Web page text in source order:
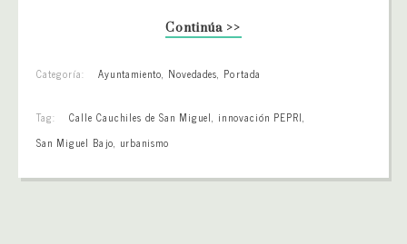
Continúa >>
Categoría: Ayuntamiento, Novedades, Portada
Tag: Calle Cauchiles de San Miguel, innovación PEPRI,
San Miguel Bajo, urbanismo